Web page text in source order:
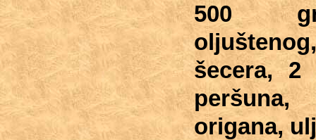
500 gr
šecera, 2
origana,